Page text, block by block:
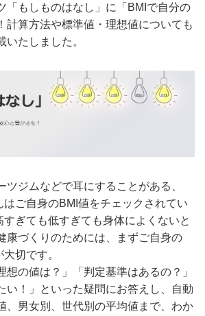
「もしものはなし」に「BMIで自分の
計算方法や標準値・理想値についても
いたしました。
ツジムなどで耳にすることがある、
はご自身のBMI値をチェックされてい
すぎても低すぎても身体によくないと
康づくりのためには、まずご自身の
切です。
想の値は？」「判定基準はあるの？」
い！」といった疑問にお答えし、自動
、男女別、世代別の平均値まで、わか